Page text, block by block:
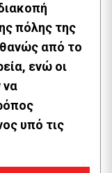
πόλης της
από το
ενώ οι
να
υπό τις